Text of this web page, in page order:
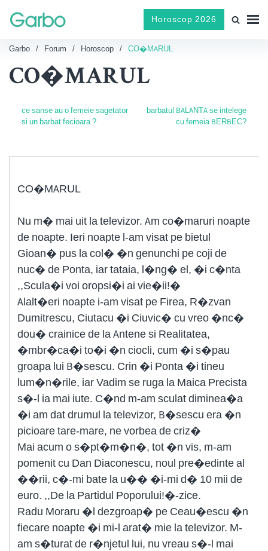
Horoscop 2026
Garbo Forum Horoscop CO�MARUL
CO�MARUL
ce sanse au o femeie sagetator
si un barbat fecioara ?
barbatul BALANTA se intelege
cu femeia BERBEC?
CO�MARUL
Nu m� mai uit la televizor. Am co�maruri noapte
de noapte. Ieri noapte l-am visat pe bietul
Gioan� pus la col� �n genunchi pe coji de
nuc� de Ponta, iar tataia, l�ng� el, �i c�nta
,,Scula�i voi oropsi�i ai vie�ii!�
Alalt�eri noapte i-am visat pe Firea, R�zvan
Dumitrescu, Ciutacu �i Ciuvic� cu vreo �nc�
dou� crainice de la Antene si Realitatea,
�mbr�ca�i to�i �n ciocli, cum �i s�pau
groapa lui B�sescu. Crin �i Ponta �i tineu
lum�n�rile, iar Vadim se ruga la Maica Precista
s�-l ia mai iute. C�nd m-am sculat diminea�a
�i am dat drumul la televizor, B�sescu era �n
picioare tare-mare, ne vorbea de criz�
Mai acum o s�pt�m�n�, tot �n vis, m-am
pomenit cu Dan Diaconescu, noul pre�edinte al
��rii, c�-mi bate la u�� �i-mi d� 10 mii de
euro. ,,De la Partidul Poporului!�-zice.
Radu Moraru �l dezgroap� pe Ceau�escu �n
fiecare noapte �i mi-l arat� mie la televizor. M-
am s�turat de r�njetul lui, nu vreau s�-l mai